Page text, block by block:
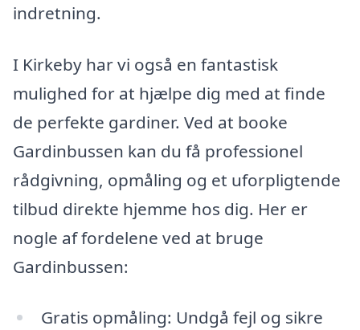
indretning.
I Kirkeby har vi også en fantastisk
mulighed for at hjælpe dig med at finde
de perfekte gardiner. Ved at booke
Gardinbussen kan du få professionel
rådgivning, opmåling og et uforpligtende
tilbud direkte hjemme hos dig. Her er
nogle af fordelene ved at bruge
Gardinbussen:
Gratis opmåling: Undgå fejl og sikre